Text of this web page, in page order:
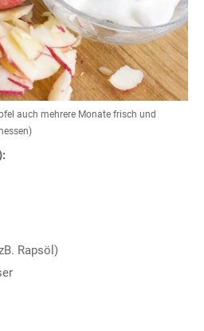
auch mehrere Monate frisch und
Rapsöl)